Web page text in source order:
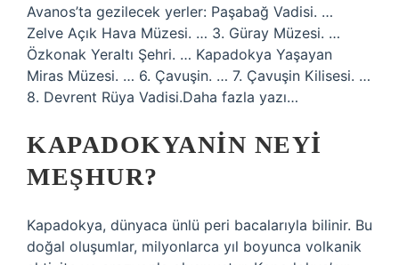
Avanos’ta gezilecek yerler: Paşabağ Vadisi. …
Zelve Açık Hava Müzesi. … 3. Güray Müzesi. …
Özkonak Yeraltı Şehri. … Kapadokya Yaşayan
Miras Müzesi. … 6. Çavuşin. … 7. Çavuşin Kilisesi. …
8. Devrent Rüya Vadisi.Daha fazla yazı…
KAPADOKYANIN NEYI
MEŞHUR?
Kapadokya, dünyaca ünlü peri bacalarıyla bilinir. Bu
doğal oluşumlar, milyonlarca yıl boyunca volkanik